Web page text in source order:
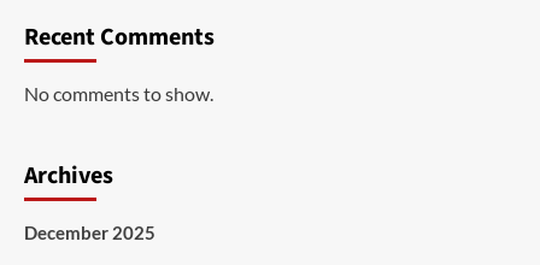
Recent Comments
No comments to show.
Archives
December 2025